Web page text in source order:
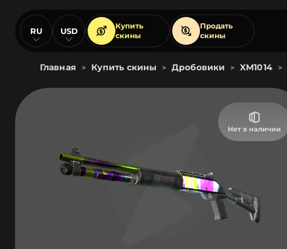
RU USD
Купить
скины
Продать
скины
Главная > Купить скины > Дробовики > XM1014 >
Нет в наличии